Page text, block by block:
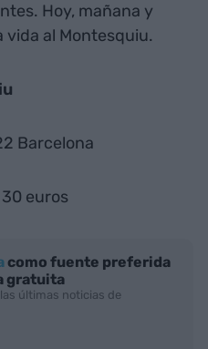
Hoy, mañana y
vida al Montesquiu.
Barcelona
euros
como fuente preferida
gratuita
últimas noticias de